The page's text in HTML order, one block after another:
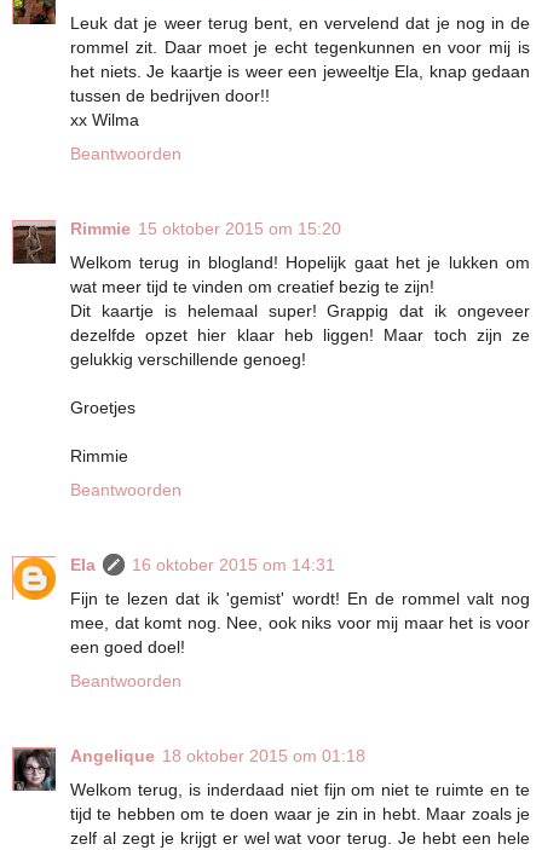
Leuk dat je weer terug bent, en vervelend dat je nog in de
rommel zit. Daar moet je echt tegenkunnen en voor mij is
het niets. Je kaartje is weer een jeweeltje Ela, knap gedaan
tussen de bedrijven door!!
xx Wilma
Beantwoorden
Rimmie 15 oktober 2015 om 15:20
Welkom terug in blogland! Hopelijk gaat het je lukken om
wat meer tijd te vinden om creatief bezig te zijn!
Dit kaartje is helemaal super! Grappig dat ik ongeveer
dezelfde opzet hier klaar heb liggen! Maar toch zijn ze
gelukkig verschillende genoeg!
Groetjes
Rimmie
Beantwoorden
Ela
16 oktober 2015 om 14:31
Fijn te lezen dat ik 'gemist' wordt! En de rommel valt nog
mee, dat komt nog. Nee, ook niks voor mij maar het is voor
een goed doel!
Beantwoorden
Angelique 18 oktober 2015 om 01:18
Welkom terug, is inderdaad niet fijn om niet te ruimte en te
tijd te hebben om te doen waar je zin in hebt. Maar zoals je
zelf al zegt je krijgt er wel wat voor terug. Je hebt een hele